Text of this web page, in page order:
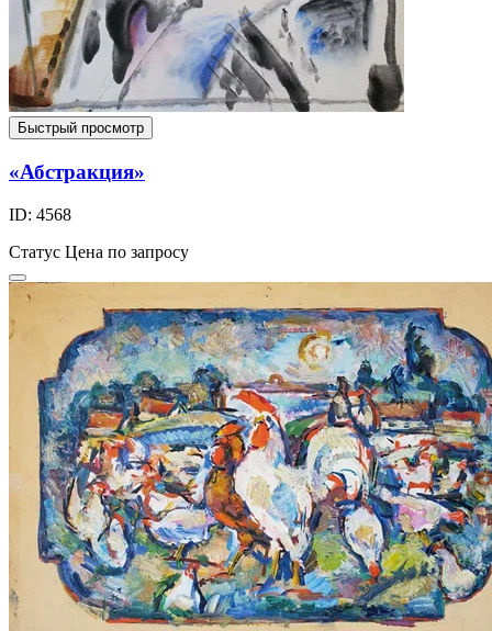
Быстрый просмотр
«Абстракция»
ID: 4568
Статус Цена по запросу